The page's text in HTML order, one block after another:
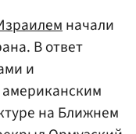
начали
В ответ
и
на Ближнем